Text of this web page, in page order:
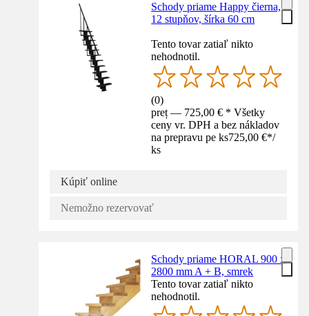
Schody priame Happy čierna,
12 stupňov, šírka 60 cm
Tento tovar zatiaľ nikto
nehodnotil.
(0)
preț — 725,00 € * Všetky
ceny vr. DPH a bez nákladov
na prepravu pe ks725,00 €*/
ks
Kúpiť online
Nemožno rezervovať
Schody priame HORAL 900 x
2800 mm A + B, smrek
Tento tovar zatiaľ nikto
nehodnotil.